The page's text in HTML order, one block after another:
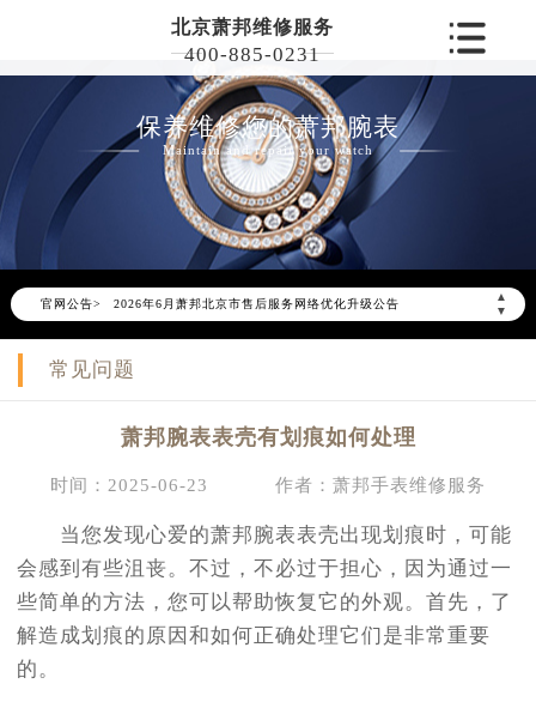
北京萧邦维修服务
400-885-0231
保养维修您的萧邦腕表
Maintain and repair your watch
官网公告>
▲
▼
2026年6月萧邦北京市售后服务网络优化升级公告
2026年6月北京市萧邦官方售后客户服务热线：400-885-0231
2026年6月萧邦售后服务中心最新网点地址：
节假日正常营业！
常见问题
萧邦腕表表壳有划痕如何处理
时间：2025-06-23 作者：萧邦手表维修服务
当您发现心爱的萧邦腕表表壳出现划痕时，可能
会感到有些沮丧。不过，不必过于担心，因为通过一
些简单的方法，您可以帮助恢复它的外观。首先，了
解造成划痕的原因和如何正确处理它们是非常重要
的。